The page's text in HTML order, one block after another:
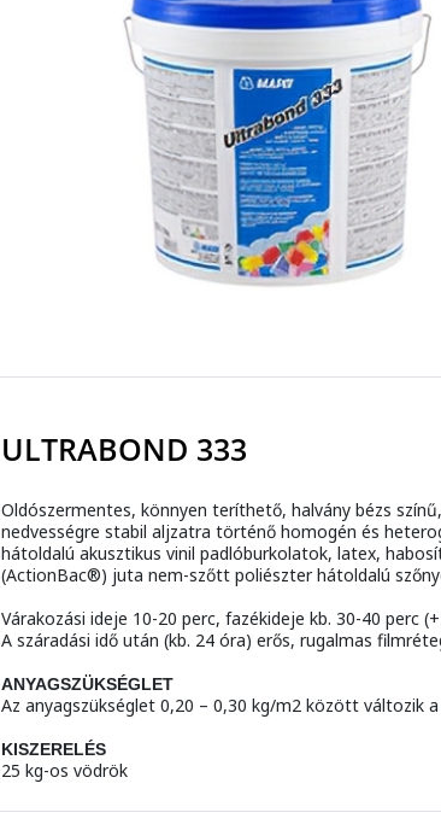
ULTRABOND 333
Oldószermentes, könnyen teríthető, halvány bézs
nedvességre stabil aljzatra történő homogén és
hátoldalú akusztikus vinil padlóburkolatok, latex,
(ActionBac®) juta nem-szőtt poliészter hátoldalú
Várakozási ideje 10-20 perc, fazékideje kb. 30-40 perc
A száradási idő után (kb. 24 óra) erős, rugalmas
ANYAGSZÜKSÉGLET
Az anyagszükséglet 0,20 – 0,30 kg/m2 között
KISZERELÉS
25 kg-os vödrök